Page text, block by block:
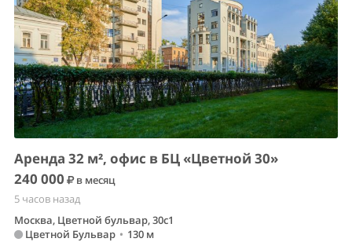
Аренда 32 м², офис в БЦ «Цветной 30»
240 000
в месяц
5 часов назад
Москва, Цветной бульвар, 30с1
Цветной Бульвар • 130 м